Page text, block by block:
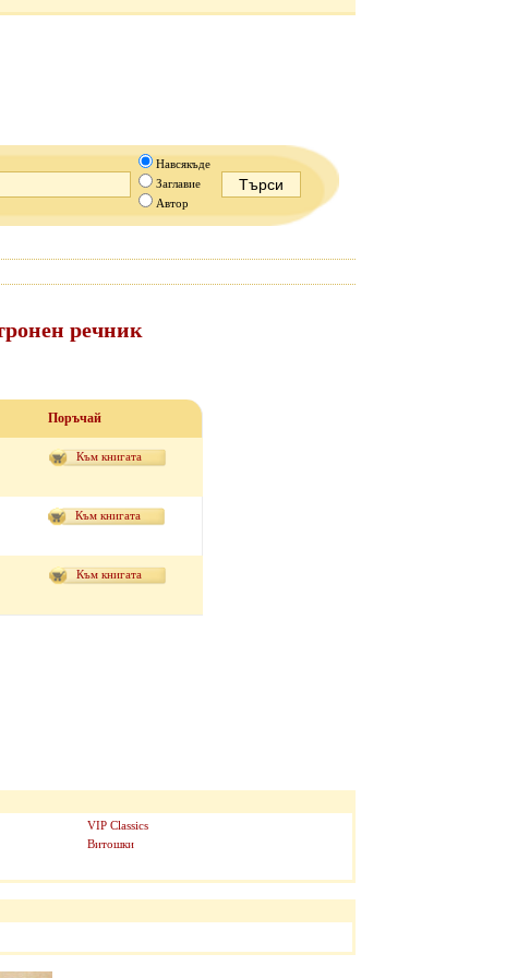
Навсякъде
Заглавие
Автор
речник
Поръчай
Към книгата
Към книгата
Към книгата
VIP Classics
Витошки